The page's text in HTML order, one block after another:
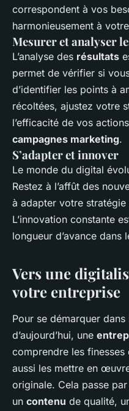
correspondent à vos
harmonieusement à votre
Mesurer et analyser
L’analyse des résultats
permet de vérifier si
d’identifier les points à
récoltées, ajustez votre
l’efficacité de vos
campagnes marketing.
S’adapter et innover
Le monde du digital
Restez à l’affût des
à adapter votre stratégie
L’innovation constante
longueur d’avance dans
Vers une
votre entreprise
Pour se démarquer dans
d’aujourd’hui, une
comprendre les finesses
aussi les mettre en
originale. Cela passe par
un contenu de qualité,